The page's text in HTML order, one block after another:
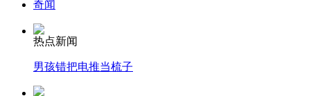
外交部：有关国家言论片面不公正
奇闻
热点新闻
男孩错把电推当梳子